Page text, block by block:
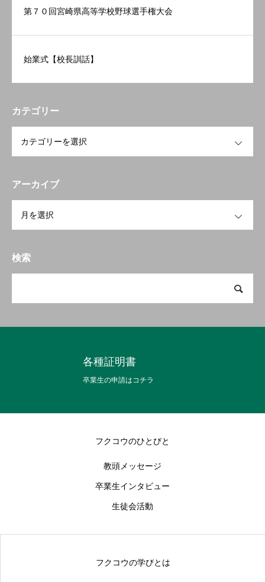
フクコウの生活
フクコウへのサポート
フクコウの歴史
第７０回宮崎県高等学校野球選手権大会
始業式【校長訓話】
カテゴリー
アーカイブ
検索
各種証明書
卒業生の申請はコチラ
フクコウのひとびと
教頭メッセージ
卒業生インタビュー
生徒会活動
フクコウの学びとは